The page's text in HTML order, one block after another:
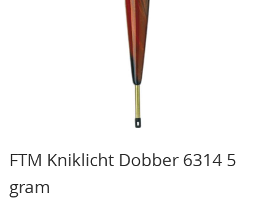
het
begin
van
de
FTM Kniklicht Dobber 6314 5
gram